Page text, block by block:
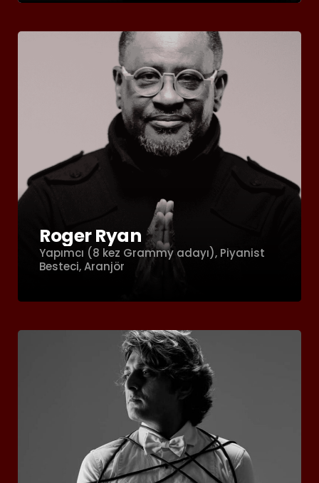
Roger Ryan
Yapımcı (8 kez Grammy adayı), Piyanist
Besteci, Aranjör